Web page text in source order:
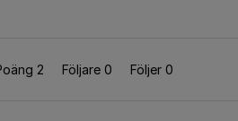
2 Följare 0 Följer 0